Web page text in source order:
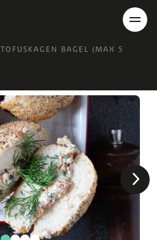
TOFUSKAGEN BAGEL (MAX 5